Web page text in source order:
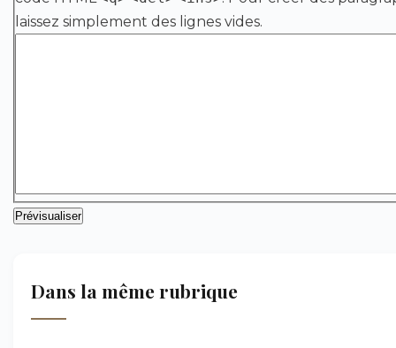
laissez simplement des lignes vides.
Dans la même rubrique